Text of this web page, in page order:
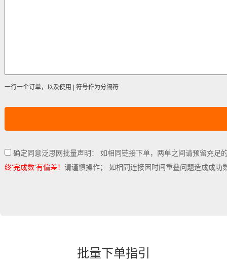
一行一个订单，以及使用 | 符号作为分隔符
确定同意泛思网批量声明： 如相同链接下单，两单之间请预留充
终'完成数'有偏差！ 请谨慎操作； 如相同连接因时间重叠问题造成成
批量下单指引